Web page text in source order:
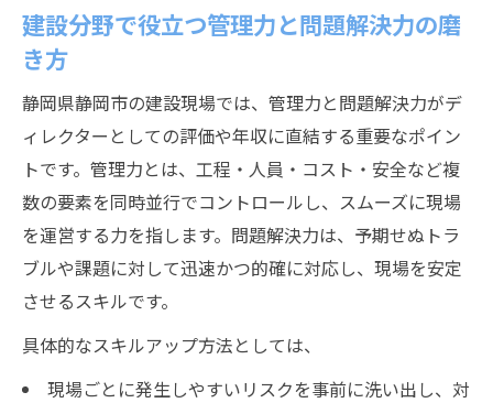
建設分野で役立つ管理力と問題解決力の磨
き方
静岡県静岡市の建設現場では、管理力と問題解決力がデ
ィレクターとしての評価や年収に直結する重要なポイン
トです。管理力とは、工程・人員・コスト・安全など複
数の要素を同時並行でコントロールし、スムーズに現場
を運営する力を指します。問題解決力は、予期せぬトラ
ブルや課題に対して迅速かつ的確に対応し、現場を安定
させるスキルです。
具体的なスキルアップ方法としては、
現場ごとに発生しやすいリスクを事前に洗い出し、対